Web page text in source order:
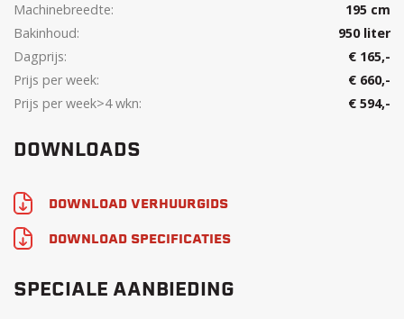
Machinebreedte:
195 cm
Bakinhoud:
950 liter
Dagprijs:
€ 165,-
Prijs per week:
€ 660,-
Prijs per week>4 wkn:
€ 594,-
DOWNLOADS
DOWNLOAD VERHUURGIDS
DOWNLOAD SPECIFICATIES
SPECIALE AANBIEDING